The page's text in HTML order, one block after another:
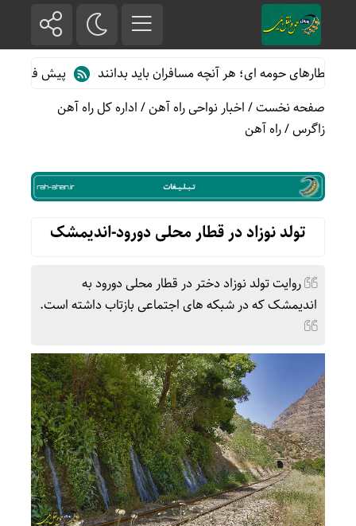
حومه ای؛ هر آنچه مسافران باید بدانند
پیش فروش بلیت
صفحه نخست/اخبار نواحی راه آهن/اداره کل راه آهن
زاگرس/راه آهن
تولد نوزاد در قطار محلی دورود-اندیمشک
روایت تولد نوزاد دختر در قطار محلی دورود به
اندیمشک که در شبکه های اجتماعی بازتاب داشته است.